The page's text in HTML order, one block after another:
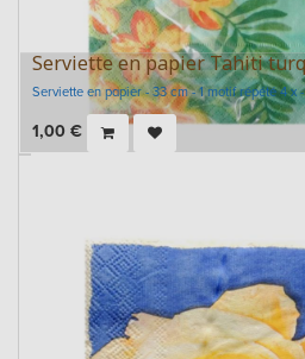
Serviette en papier Tahiti
Serviette en papier - 33 cm - 1 motif répété 4 x
1,00 €